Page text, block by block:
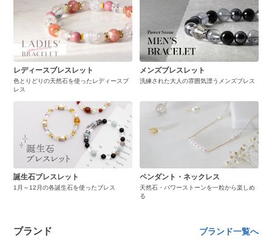
レディースブレスレット
色とりどりの天然石を使ったレディースブ
レス
メンズブレスレット
洗練された大人の雰囲気漂うメンズブレス
誕生石ブレスレット
1月～12月の各誕生石を使ったブレス
ペンダント・ネックレス
天然石・パワーストーンを一粒から楽しめ
る
ブランド ブランド一覧へ